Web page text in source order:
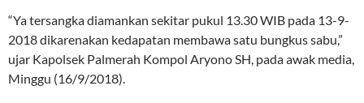
“Ya tersangka diamankan sekitar pukul 13.30 WIB pada 13-9-
2018 dikarenakan kedapatan membawa satu bungkus sabu,”
ujar Kapolsek Palmerah Kompol Aryono SH, pada awak media,
Minggu (16/9/2018).